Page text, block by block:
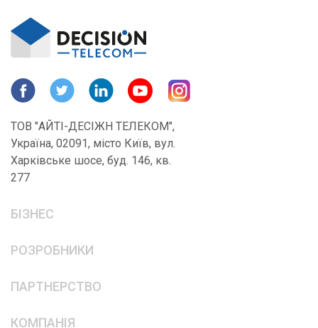
ТОВ "АЙТІ-ДЕСІЖН ТЕЛЕКОМ",
Україна, 02091, місто Київ, вул.
Харківське шосе, буд. 146, кв.
277
БІЗНЕС
РОЗРОБНИКИ
ПАРТНЕРСТВО
КОМПАНІЯ